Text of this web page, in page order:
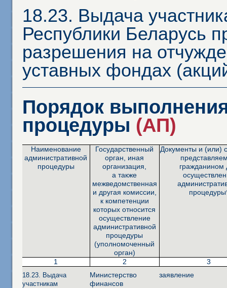
18.23. Выдача
Республики Беларусь
разрешения на
уставных фондах
Порядок
процедуры (АП)
Наименование
административной
процедуры
Государственный
орган, иная
организация,
а также
межведомственная
и другая комиссии,
к компетенции
которых относится
осуществление
административной
процедуры
(уполномоченный
орган)
Документы и (или)
гражданином
1 2 3
18.23. Выдача
участникам
Министерство
финансов
заявление